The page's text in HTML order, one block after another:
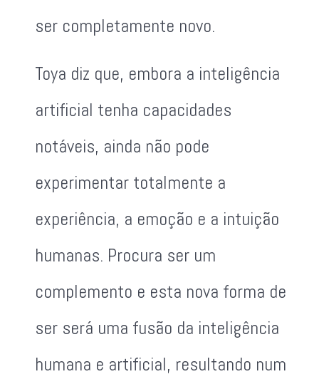
ser completamente novo.
Toya diz que, embora a inteligência
artificial tenha capacidades
notáveis, ainda não pode
experimentar totalmente a
experiência, a emoção e a intuição
humanas. Procura ser um
complemento e esta nova forma de
ser será uma fusão da inteligência
humana e artificial, resultando num